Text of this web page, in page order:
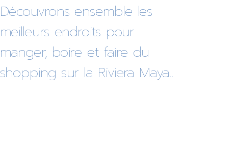
Découvrons ensemble les
meilleurs endroits pour
manger, boire et faire du
shopping sur la Riviera Maya..